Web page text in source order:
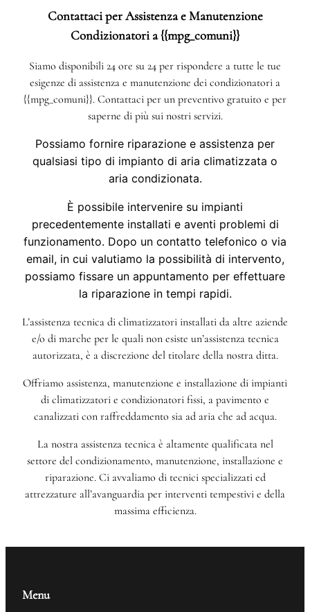
Contattaci per Assistenza e Manutenzione
Condizionatori a {{mpg_comuni}}
Siamo disponibili 24 ore su 24 per rispondere a tutte le tue
esigenze di assistenza e manutenzione dei condizionatori a
{{mpg_comuni}}. Contattaci per un preventivo gratuito e per
saperne di più sui nostri servizi.
Possiamo fornire riparazione e assistenza per
qualsiasi tipo di impianto di aria climatizzata o
aria condizionata.
È possibile intervenire su impianti
precedentemente installati e aventi problemi di
funzionamento. Dopo un contatto telefonico o via
email, in cui valutiamo la possibilità di intervento,
possiamo fissare un appuntamento per effettuare
la riparazione in tempi rapidi.
L’assistenza tecnica di climatizzatori installati da altre aziende
e/o di marche per le quali non esiste un’assistenza tecnica
autorizzata, è a discrezione del titolare della nostra ditta.
Offriamo assistenza, manutenzione e installazione di impianti
di climatizzatori e condizionatori fissi, a pavimento e
canalizzati con raffreddamento sia ad aria che ad acqua.
La nostra assistenza tecnica è altamente qualificata nel
settore del condizionamento, manutenzione, installazione e
riparazione. Ci avvaliamo di tecnici specializzati ed
attrezzature all’avanguardia per interventi tempestivi e della
massima efficienza.
Menu